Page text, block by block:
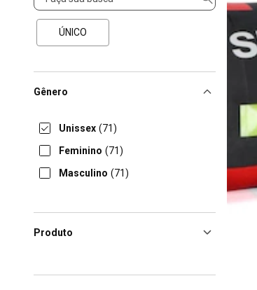
ÚNICO
Gênero
Unissex (71)
Feminino (71)
Masculino (71)
Produto